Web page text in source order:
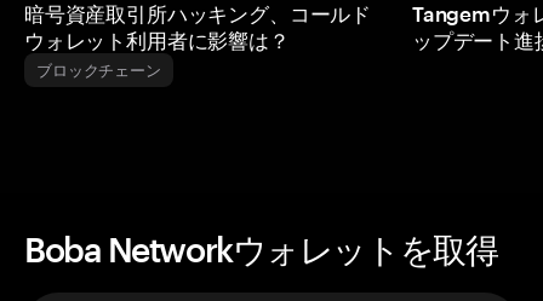
暗号資産取引所ハッキング、コールド
ウォレット利用者に影響は？
ブロックチェーン
Tangemウォ
ップデート進
Boba Networkウォレットを取得